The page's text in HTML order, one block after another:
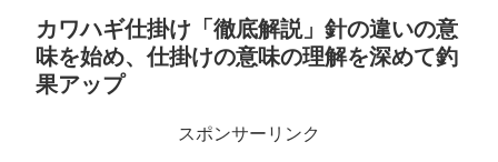
カワハギ仕掛け「徹底解説」針の違いの意
味を始め、仕掛けの意味の理解を深めて釣
果アップ
スポンサーリンク